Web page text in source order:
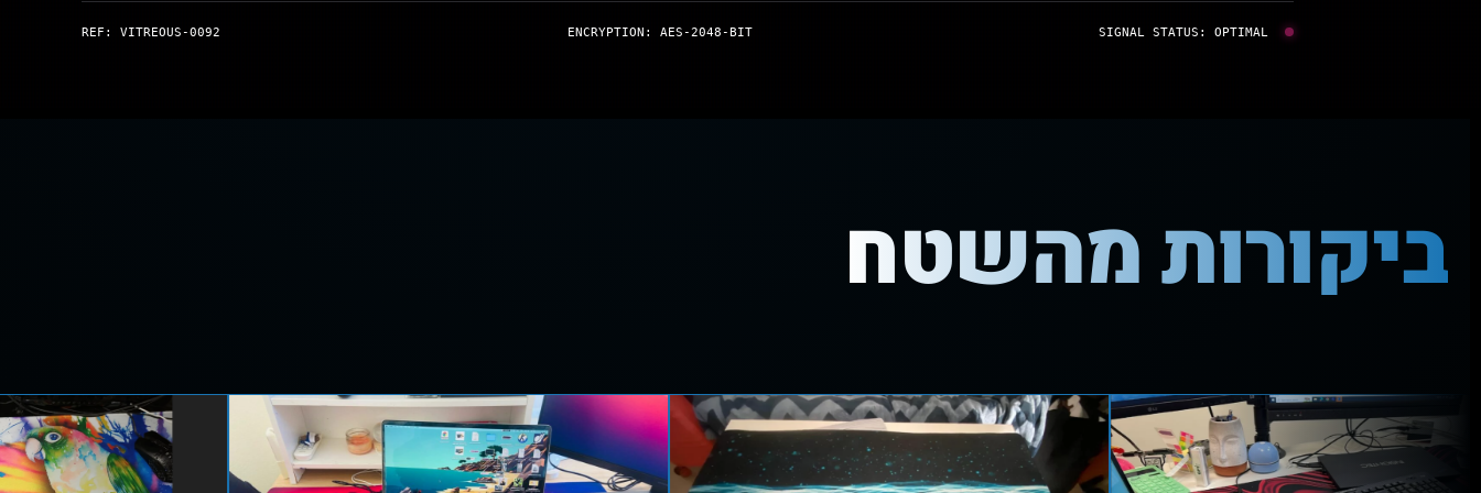
ENCRYPTION: AES-2048-BIT
REF: VITREOUS-0092
ביקורות מהשטח